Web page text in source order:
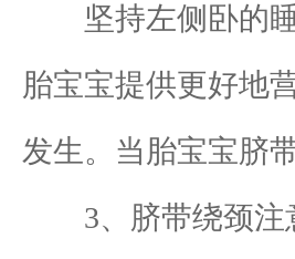
坚持左侧卧的睡
胎宝宝提供更好地
发生。当胎宝宝脐
3、脐带绕颈注